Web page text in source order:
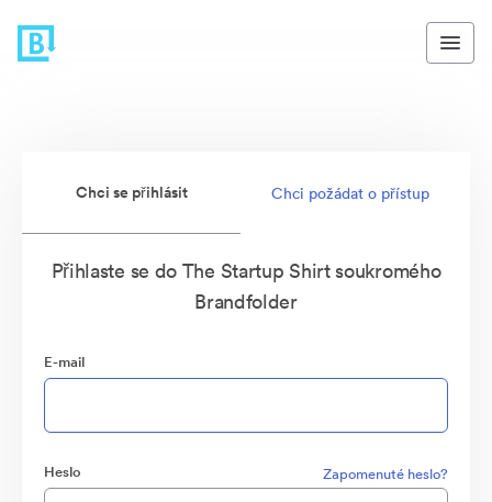
Chci se přihlásit Chci požádat o přístup
Přihlaste se do The Startup Shirt soukromého
Brandfolder
E-mail
Heslo Zapomenuté heslo?